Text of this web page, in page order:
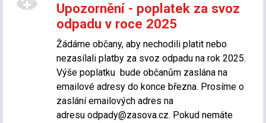
Upozornění - poplatek za svoz
odpadu v roce 2025
Žádáme občany, aby nechodili platit nebo
nezasílali platby za svoz odpadu na rok 2025.
Výše poplatku bude občanům zaslána na
emailové adresy do konce března. Prosíme o
zaslání emailových adres na
adresu odpady@zasova.cz. Pokud nemáte